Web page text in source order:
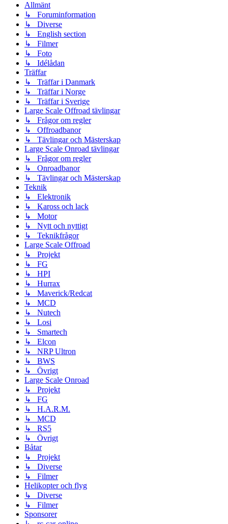
Allmänt
↳ Foruminformation
↳ Diverse
↳ English section
↳ Filmer
↳ Foto
↳ Idélådan
Träffar
↳ Träffar i Danmark
↳ Träffar i Norge
↳ Träffar i Sverige
Large Scale Offroad tävlingar
↳ Frågor om regler
↳ Offroadbanor
↳ Tävlingar och Mästerskap
Large Scale Onroad tävlingar
↳ Frågor om regler
↳ Onroadbanor
↳ Tävlingar och Mästerskap
Teknik
↳ Elektronik
↳ Kaross och lack
↳ Motor
↳ Nytt och nyttigt
↳ Teknikfrågor
Large Scale Offroad
↳ Projekt
↳ FG
↳ HPI
↳ Hurrax
↳ Maverick/Redcat
↳ MCD
↳ Nutech
↳ Losi
↳ Smartech
↳ Elcon
↳ NRP Ultron
↳ BWS
↳ Övrigt
Large Scale Onroad
↳ Projekt
↳ FG
↳ H.A.R.M.
↳ MCD
↳ RS5
↳ Övrigt
Båtar
↳ Projekt
↳ Diverse
↳ Filmer
Helikopter och flyg
↳ Diverse
↳ Filmer
Sponsorer